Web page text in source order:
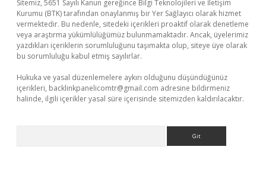
Sitemiz, 5651 Sayılı Kanun gereğince Bilgi Teknolojileri ve İletişim
Kurumu (BTK) tarafından onaylanmış bir Yer Sağlayıcı olarak hizmet
vermektedir. Bu nedenle, sitedeki içerikleri proaktif olarak denetleme
veya araştırma yükümlülüğümüz bulunmamaktadır. Ancak, üyelerimiz
yazdıkları içeriklerin sorumluluğunu taşımakta olup, siteye üye olarak
bu sorumluluğu kabul etmiş sayılırlar.
Hukuka ve yasal düzenlemelere aykırı olduğunu düşündüğünüz
içerikleri, backlinkpanelicomtr@gmail.com adresine bildirmeniz
halinde, ilgili içerikler yasal süre içerisinde sitemizden kaldırılacaktır.